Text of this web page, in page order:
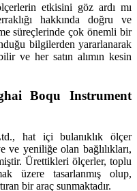
etkisini göz ardı mı
hakkında doğru ve
süreçlerinde çok önemli bir
bilgilerden yararlanarak
ve her satın alımın kesin
Boqu Instrument
hat içi bulanıklık ölçer
ve yeniliğe olan bağlılıkları,
Ürettikleri ölçerler, toplu
üzere tasarlanmış olup,
bir araç sunmaktadır.